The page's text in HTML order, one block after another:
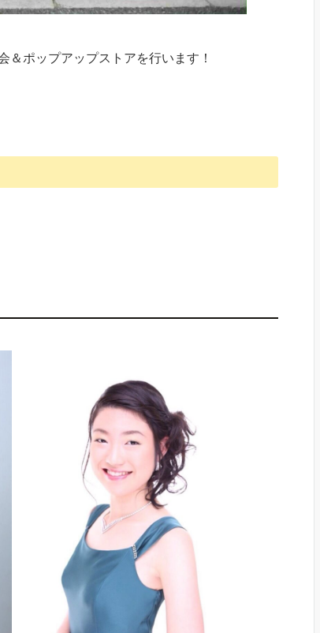
ポップアップストアを行います！